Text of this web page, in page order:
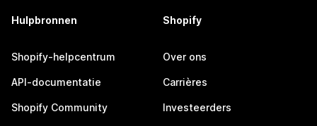
Hulpbronnen
Shopify-helpcentrum
API-documentatie
Shopify Community
Shopify
Over ons
Carrières
Investeerders